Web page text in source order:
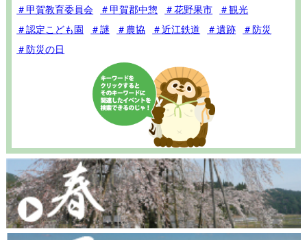
＃甲賀教育委員会
＃甲賀郡中惣 ＃花野果市
＃観光
＃認定こども園
＃謎 ＃農協 ＃近江鉄道 ＃遺跡
＃防災
＃防災の日